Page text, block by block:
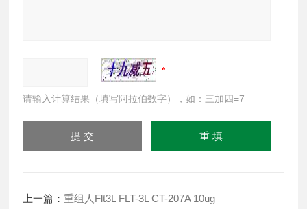
请输入计算结果（填写阿拉伯数字），如：三加四=7
上一篇：重组人Flt3L FLT-3L CT-207A 10ug